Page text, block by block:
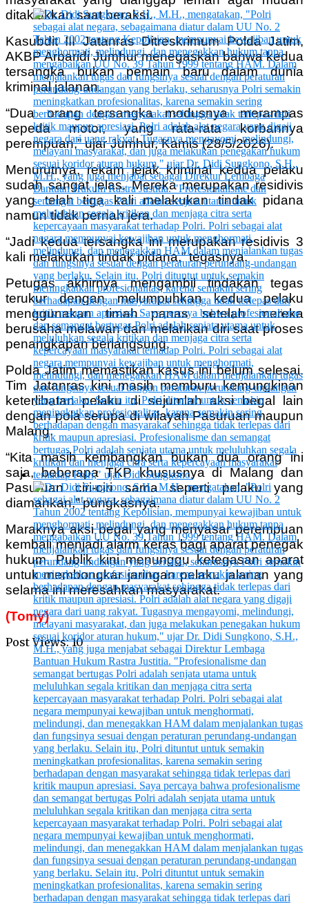
ditaklukkan saat beraksi.
Kasubdit III Jatanras Ditreskrimum Polda Jatim,
AKBP Arbaridi Jumhur menegaskan bahwa kedua
tersangka bukan pemain baru dalam dunia
kriminal jalanan.
“Dua orang tersangka modusnya merampas
sepeda motor, yang rata-rata korbannya
perempuan,” ujar Jumhur, Kamis (28/5/2026).
Menurutnya, rekam jejak kriminal kedua pelaku
sudah sangat jelas. Mereka merupakan residivis
yang telah tiga kali melakukan tindak pidana
namun tidak pernah jera.
“Jadi kedua tersangka ini merupakan residivis 3
kali melakukan tindak pidana,” tegasnya.
Petugas akhirnya mengambil tindakan tegas
terukur dengan melumpuhkan kedua pelaku
menggunakan timah panas setelah mereka
berusaha melawan dan melarikan diri saat proses
penangkapan berlangsung.
Polda Jatim memastikan kasus ini belum selesai.
Tim Jatanras kini masih memburu kemungkinan
keterlibatan pelaku di sejumlah aksi begal lain
dengan pola serupa di wilayah Pasuruan maupun
Malang.
“Kita masih kembangkan bukan dua orang ini
saja, beberapa TKP khususnya di Malang dan
Pasuruan ciri-ciri sama seperti pelaku yang
diamankan,” pungkasnya.
Maraknya aksi begal yang menyasar perempuan
kembali menjadi alarm keras bagi aparat penegak
hukum. Publik kini menunggu ketegasan aparat
untuk membongkar jaringan pelaku jalanan yang
selama ini meresahkan masyarakat.
(Tomy)
Post Views: 10